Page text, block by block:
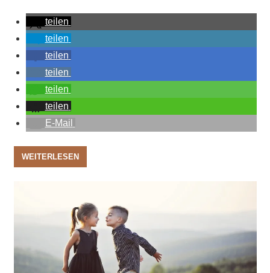
teilen
teilen
teilen
teilen
teilen
teilen
E-Mail
WEITERLESEN